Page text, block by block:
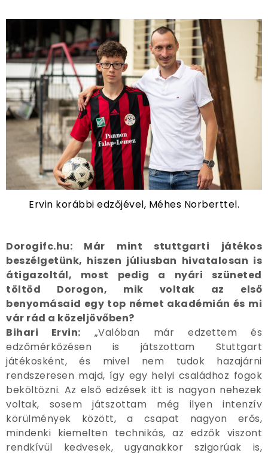
Ervin korábbi edzőjével, Méhes Norberttel.
Dorogifc.hu: Már mint stuttgarti játékos
beszélgetünk, hiszen júliusban hivatalosan is
átigazoltál, most pedig a nyári szüneted
töltöd Dorogon, mik voltak az első
benyomásaid egy top német akadémián és mi
vár rád a közeljövőben?
Bihari Ervin: „Valóban már edzettem és
edzőmérkőzésen is játszottam Stuttgart
játékosként, és mivel nem tudok hazajárni
rendszeresen majd, így egy helyi családhoz fogok
beköltözni. Az első edzések itt is nagyon nehezek
voltak, sosem játszottam még ilyen intenzív
körülmények között, a csapat nagyon erős,
mindenki kiemelten technikás, az edzők viszont
rendkívül kedvesek, ugyanakkor szigorúak is,